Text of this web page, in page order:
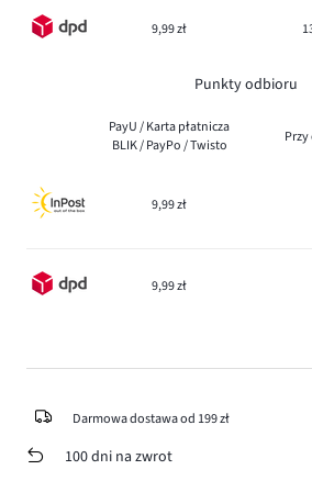
9,99 zł
Punkty odbioru
PayU / Karta płatnicza
BLIK / PayPo / Twisto
9,99 zł
9,99 zł
Darmowa dostawa od 199 zł
100 dni na zwrot